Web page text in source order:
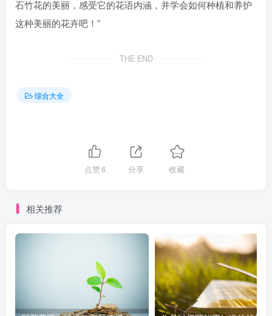
石竹花的美丽，感受它的花语内涵，并学会如何种植和养护
这种美丽的花卉吧！”
THE END
综合大全
点赞6 分享 收藏
相关推荐